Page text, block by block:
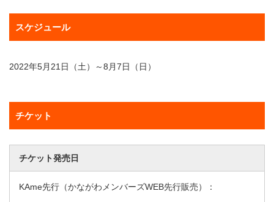
スケジュール
2022年5月21日（土）～8月7日（日）
チケット
チケット発売日
KAme先行（かながわメンバーズWEB先行販売）：